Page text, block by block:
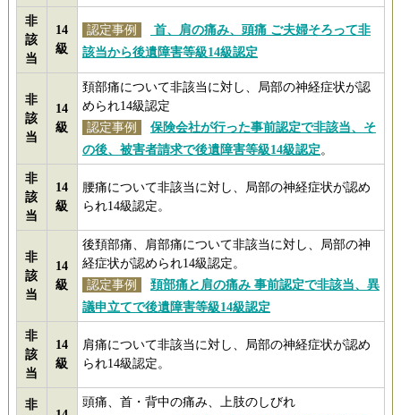
非
該
当
14
級
認定事例
首、肩の痛み、頭痛 ご夫婦そろって非
該当から後遺障害等級14級認定
非
該
当
14
級
頚部痛について非該当に対し、局部の神経症状が認
められ14級認定
認定事例
保険会社が行った事前認定で非該当、そ
の後、被害者請求で後遺障害等級14級認定 。
非
該
当
14
級
腰痛について非該当に対し、局部の神経症状が認め
られ14級認定。
非
該
当
14
級
後頚部痛、肩部痛について非該当に対し、局部の神
経症状が認められ14級認定。
認定事例
頚部痛と肩の痛み 事前認定で非該当、異
議申立てで後遺障害等級14級認定
非
該
当
14
級
肩痛について非該当に対し、局部の神経症状が認め
られ14級認定。
非
頭痛、首・背中の痛み、上肢のしびれ